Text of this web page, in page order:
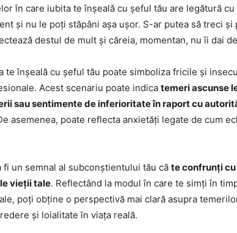
în care iubita te înșeală cu șeful tău are legătură
și nu le poți stăpâni așa ușor. S-ar putea să treci
destul de mult și căreia, momentan, nu îi dai
te înșeală cu șeful tău poate simboliza fricile și
Acest scenariu poate indica temeri ascunse
sau sentimente de inferioritate în raport cu
asemenea, poate reflecta anxietăți legate de cum
fi un semnal al subconștientului tău că te confrunți
vieții tale. Reflectând la modul în care te simți în
poți obține o perspectivă mai clară asupra
și loialitate în viața reală.